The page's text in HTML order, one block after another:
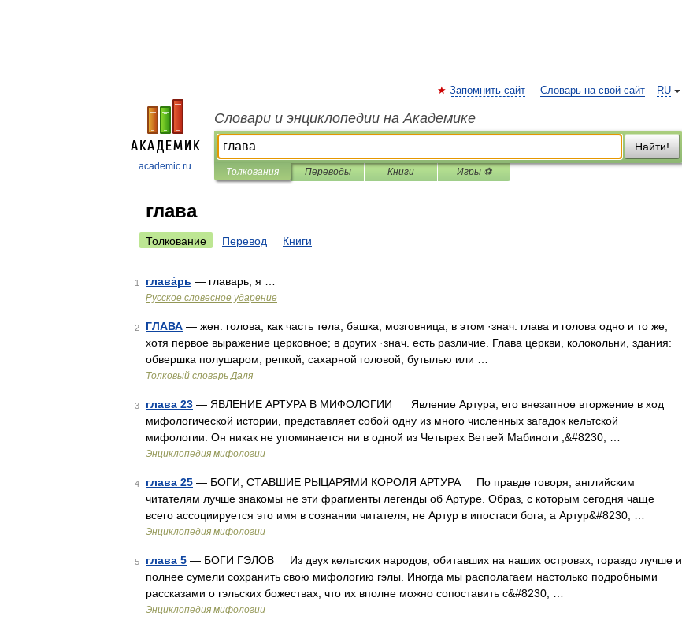
academic.ru
RU
Запомнить сайт Словарь на свой сайт
Словари и энциклопедии на Академике
Найти!
Толкования Переводы Книги Игры ⚽
глава
Толкование Перевод Книги
1 глава́рь — главарь, я …
Русское словесное ударение
2 ГЛАВА — жен. голова, как часть тела; башка, мозговница; в этом ·знач. глава и голова одно и то же,
хотя первое выражение церковное; в других ·знач. есть различие. Глава церкви, колокольни, здания:
обвершка полушаром, репкой, сахарной головой, бутылью или …
Толковый словарь Даля
3 глава 23 — ЯВЛЕНИЕ АРТУРА В МИФОЛОГИИ Явление Артура, его внезапное вторжение в ход
мифологической истории, представляет собой одну из много численных загадок кельтской
мифологии. Он никак не упоминается ни в одной из Четырех Ветвей Мабиноги ,&#8230; …
Энциклопедия мифологии
4 глава 25 — БОГИ, СТАВШИЕ РЫЦАРЯМИ КОРОЛЯ АРТУРА По правде говоря, английским
читателям лучше знакомы не эти фрагменты легенды об Артуре. Образ, с которым сегодня чаще
всего ассоциируется это имя в сознании читателя, не Артур в ипостаси бога, а Артур&#8230; …
Энциклопедия мифологии
5 глава 5 — БОГИ ГЭЛОВ Из двух кельтских народов, обитавших на наших островах, гораздо лучше и
полнее сумели сохранить свою мифологию гэлы. Иногда мы располагаем настолько подробными
рассказами о гэльских божествах, что их вполне можно сопоставить с&#8230; …
Энциклопедия мифологии